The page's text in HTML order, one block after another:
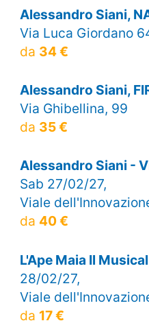
Alessandro Siani,
Via Luca Giordano
da 34 €
Alessandro Siani,
Via Ghibellina, 99
da 35 €
Alessandro Siani -
Sab 27/02/27,
Viale
da 40 €
L'Ape Maia Il
28/02/27,
Viale
da 17 €